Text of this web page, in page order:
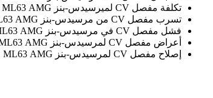
تكلفة مفصل CV لميرسيدس-بنز ML63 AMG
تسرب مفصل CV من مرسيدس-بنز ML63 AMG
فشل مفصل CV في مرسيدس-بنز ML63 AMG
أعراض مفصل CV لمرسيدس-بنز ML63 AMG
إصلاح مفصل CV لمرسيدس-بنز ML63 AMG